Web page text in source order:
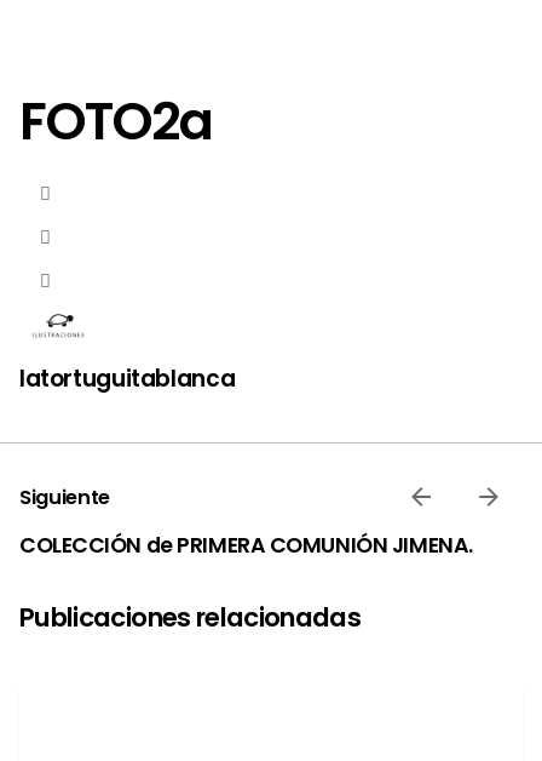
FOTO2a
latortuguitablanca
Siguiente
COLECCIÓN de PRIMERA COMUNIÓN JIMENA.
Publicaciones relacionadas